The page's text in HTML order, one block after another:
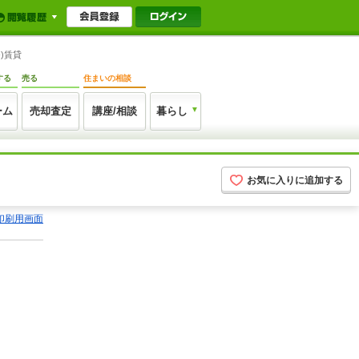
賃貸
る
ム
売る
売却査定
住まいの相談
講座/相談 暮らし
お気に入りに追加する
刷用画面